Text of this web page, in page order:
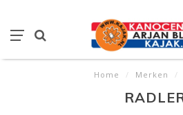
Home / Merken /